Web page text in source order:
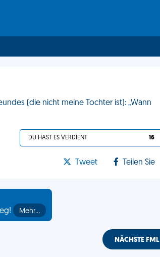
(die nicht meine Tochter ist): „Wann
DU HAST ES VERDIENT 16
Tweet Teilen Sie
Mehr…
NÄCHSTE FML